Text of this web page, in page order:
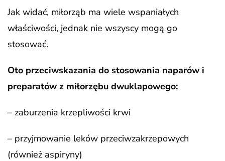
Jak widać, miłorząb ma wiele wspaniałych
właściwości, jednak nie wszyscy mogą go
stosować.
Oto przeciwskazania do stosowania naparów i
preparatów z miłorzębu dwuklapowego:
– zaburzenia krzepliwości krwi
– przyjmowanie leków przeciwzakrzepowych
(również aspiryny)